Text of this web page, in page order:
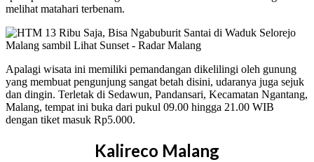
melihat matahari terbenam.
Apalagi wisata ini memiliki pemandangan dikelilingi oleh gunung
yang membuat pengunjung sangat betah disini, udaranya juga sejuk
dan dingin. Terletak di Sedawun, Pandansari, Kecamatan Ngantang,
Malang, tempat ini buka dari pukul 09.00 hingga 21.00 WIB
dengan tiket masuk Rp5.000.
Kalireco Malang